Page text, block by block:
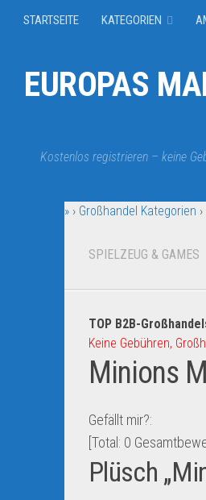
STARTSEITE KATEGORIEN
EUROPAS
Kostenlos registrieren – keine
» › Großhandel Kategorien ›
SPIELZEUG & GAMES
TOP B2B-
Keine Gebühren,
Minions
Gefällt mir?:
[Total: 0
Plüsch